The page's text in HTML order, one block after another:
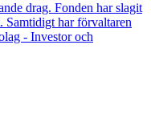
drag. Fonden har slagit
Samtidigt har förvaltaren
- Investor och